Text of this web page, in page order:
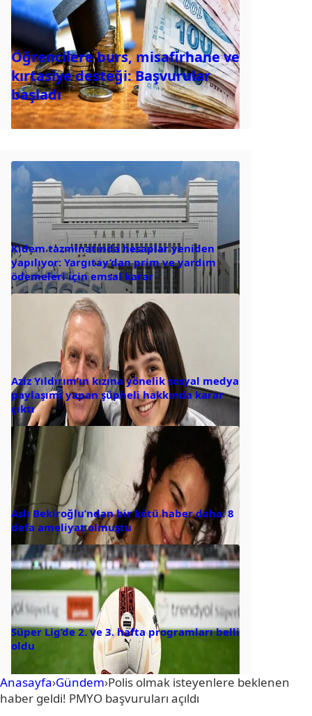
Öğrencilere burs, misafirhane ve
kırtasiye desteği: Başvurular
başladı
Kıdem tazminatında hesaplar yeniden
yapılıyor: Yargıtay’dan prim ve yardım
ödemeleri için emsal karar
Aziz Yıldırım’ın kızına yönelik sosyal medya
paylaşımı yapan şüpheli hakkında karar
çıktı
Aslı Bekiroğlu’ndan bir kötü haber daha: 8
defa ameliyat olmuştu
Süper Lig’de 2. ve 3. hafta programları belli
oldu
Anasayfa›Gündem›Polis olmak isteyenlere beklenen
haber geldi! PMYO başvuruları açıldı